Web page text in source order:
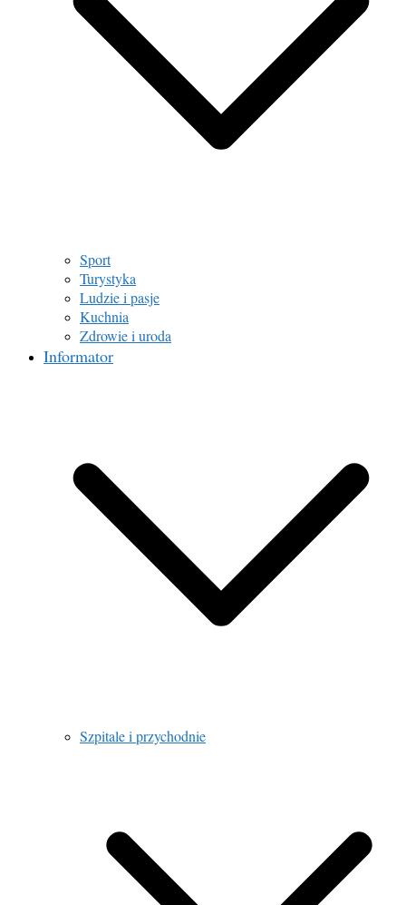
Sport
Turystyka
Ludzie i pasje
Kuchnia
Zdrowie i uroda
Informator
Szpitale i przychodnie